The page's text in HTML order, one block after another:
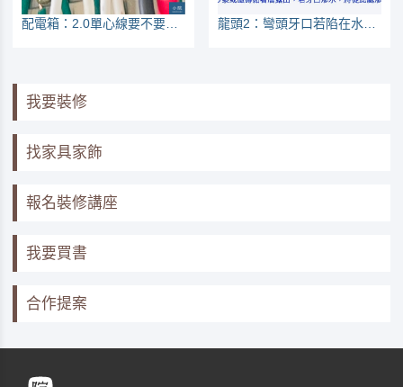
我要裝修
找家具家飾
報名裝修講座
我要買書
合作提案